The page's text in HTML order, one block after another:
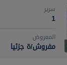
سرير
1
المعروض
مفروش/ة جزئيا